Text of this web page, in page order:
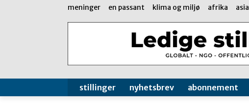
meninger en passant klima og miljø afrika asia
stillinger nyhetsbrev abonnement